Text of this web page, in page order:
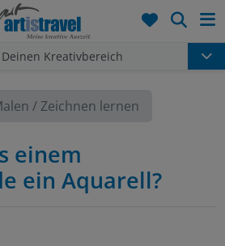
Kreativbereich
/ Zeichnen lernen
einem
ein Aquarell?